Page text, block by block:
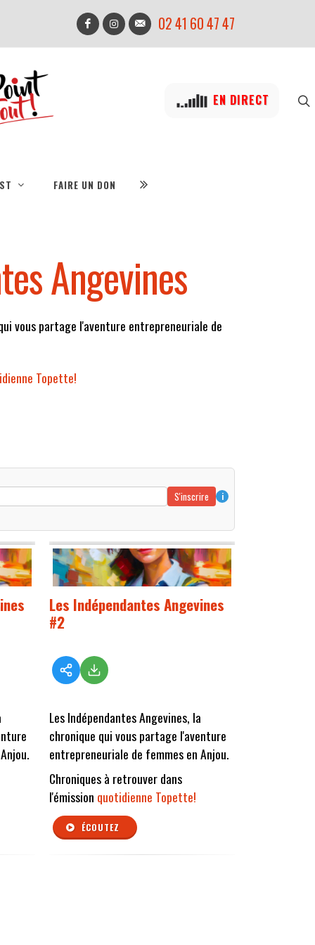
02 41 60 47 47
EN DIRECT
FAIRE UN DON
Angevines
vous partage l'aventure entrepreneuriale de
Topette!
S'inscrire
i
Les Indépendantes Angevines
#2
Les Indépendantes Angevines, la
chronique qui vous partage l'aventure
entrepreneuriale de femmes en Anjou.
Chroniques à retrouver dans
l'émission quotidienne Topette!
ÉCOUTEZ